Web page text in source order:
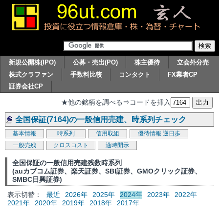
新規公開株(IPO) 公募・売出(PO) 株主優待
立会外分売
株式クラファン
手数料比較 コンタクト
FX業者CP
証券会社CP
★他の銘柄を調べる⇒コードを挿入
全国保証(7164)の一般信用売建、時系列チェック
基本情報 時系列 信用取組 優待情報 逆日歩
一般売残
クロスコスト 適時開示
全国保証の一般信用売建残数時系列
(auカブコム証券、楽天証券、SBI証券、GMOクリック証券、
SMBC日興証券)
表示切替：
最近 2026年 2025年 2024年 2023年
2022年
2021年
2020年 2019年 2018年 2017年